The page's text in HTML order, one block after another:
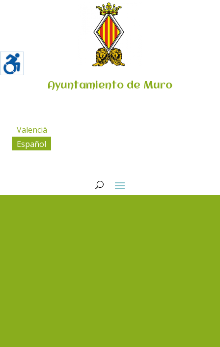
Ayuntamiento de Muro
Valencià
Español